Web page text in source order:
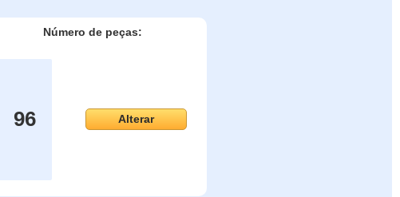
Número de peças:
96 Alterar